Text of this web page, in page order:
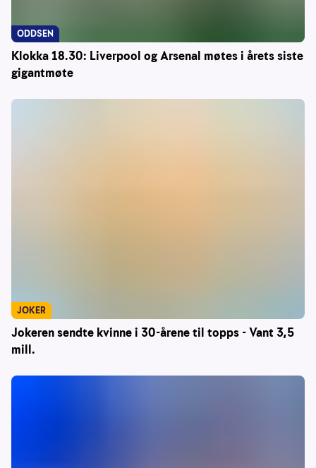
Klokka 18.30: Liverpool og Arsenal møtes i årets siste
gigantmøte
ODDSEN
Jokeren sendte kvinne i 30-årene til topps - Vant 3,5
mill.
JOKER